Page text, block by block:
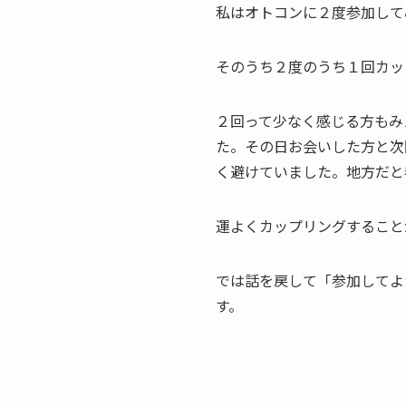
私はオトコンに２度参加し
そのうち２度のうち１回カ
２回って少なく感じる方も
た。その日お会いした方と
く避けていました。地方だ
運よくカップリングするこ
では話を戻して「参加して
す。